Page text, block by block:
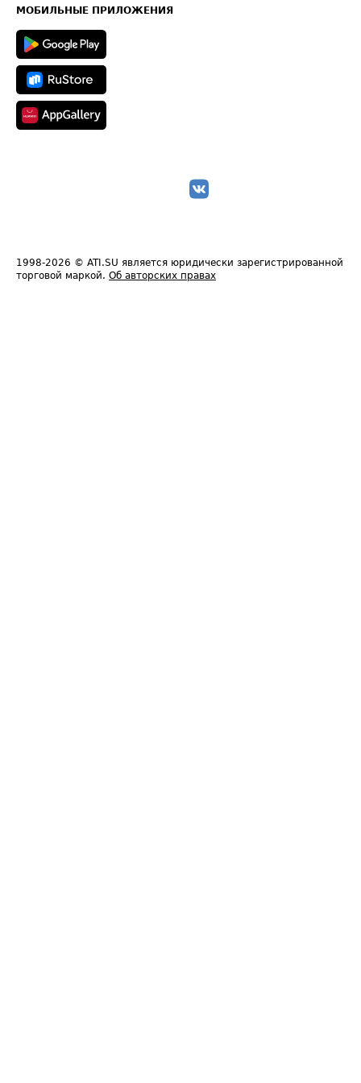
Техническая информация
МОБИЛЬНЫЕ ПРИЛОЖЕНИЯ
1998-2026 © ATI.SU является юридически зарегистрированной
торговой маркой. Об авторских правах